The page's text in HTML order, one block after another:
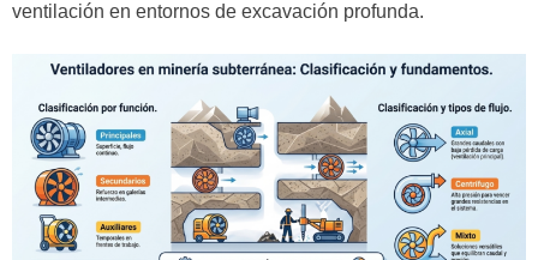
ventilación en entornos de excavación profunda.